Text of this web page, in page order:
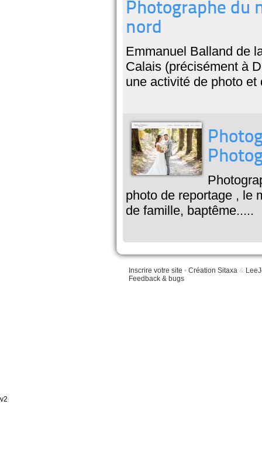
Photographe du
nord
Emmanuel Balland de
Calais (précisément à
une activité de photo et
photo de reportage , le
de famille, baptême.....
Inscrire votre site • Création Sitaxa &
Feedback & bugs
v2